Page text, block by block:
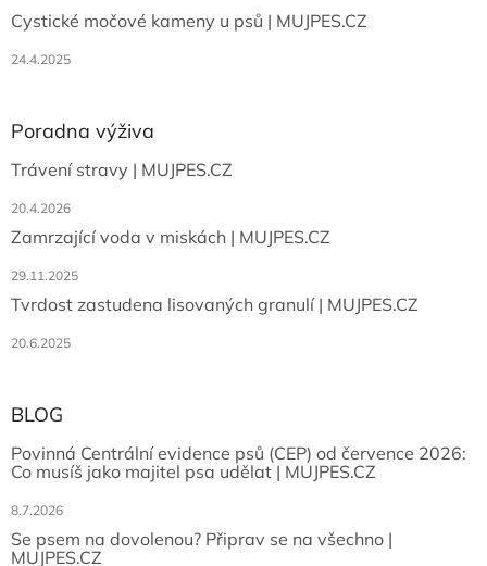
Cystické močové kameny u psů | MUJPES.CZ
24.4.2025
Poradna výživa
Trávení stravy | MUJPES.CZ
20.4.2026
Zamrzající voda v miskách | MUJPES.CZ
29.11.2025
Tvrdost zastudena lisovaných granulí | MUJPES.CZ
20.6.2025
BLOG
Povinná Centrální evidence psů (CEP) od července 2026:
Co musíš jako majitel psa udělat | MUJPES.CZ
8.7.2026
Se psem na dovolenou? Připrav se na všechno |
MUJPES.CZ